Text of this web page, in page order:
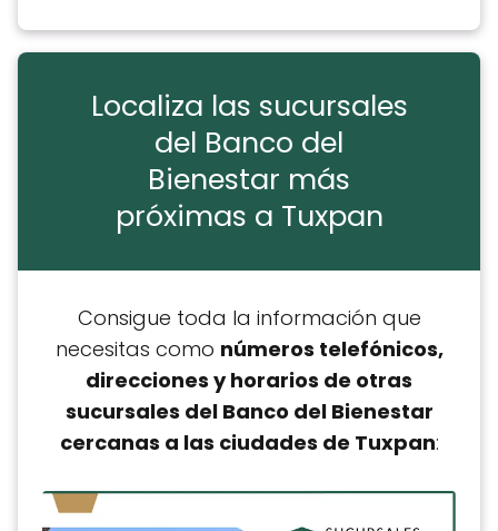
Localiza las sucursales
del Banco del
Bienestar más
próximas a Tuxpan
Consigue toda la información que
necesitas como números telefónicos,
direcciones y horarios de otras
sucursales del Banco del Bienestar
cercanas a las ciudades de Tuxpan: